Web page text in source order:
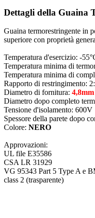
Dettagli della Guaina
Guaina termorestringente in
superiore con proprietà
Temperatura d'esercizio: -
Temperatura minima di
Temperatura minima di
Rapporto di restringimento:
Diametro di fornitura: 4,8mm
Diametro dopo completo
Tensione d'isolamento: 600V
Spessore della parete dopo
Colore: NERO
Approvazioni:
UL file E35586
CSA LR 31929
VG 95343 Part 5 Type A e
class 2 (trasparente)